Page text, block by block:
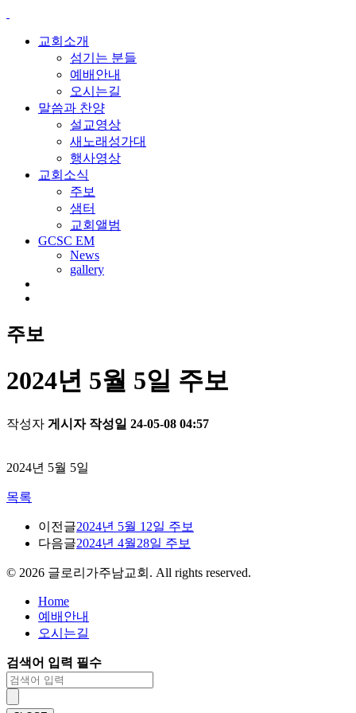
교회소개
섬기는 분들
예배안내
오시는길
말씀과 찬양
설교영상
새노래성가대
행사영상
교회소식
주보
샘터
교회앨범
GCSC EM
News
gallery
주보
2024년 5월 5일 주보
작성자 게시자 작성일 24-05-08 04:57
2024년 5월 5일
목록
이전글2024년 5월 12일 주보
다음글2024년 4월28일 주보
© 2026 글로리가주남교회. All rights reserved.
Home
예배안내
오시는길
검색어 입력 필수